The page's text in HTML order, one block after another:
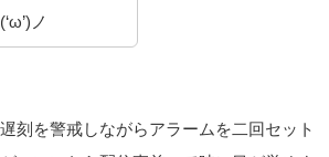
ノ
刻を警戒しながらアラームを二回セット